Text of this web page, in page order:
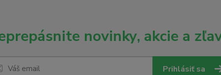
novinky, akcie a
Prihlásiť sa